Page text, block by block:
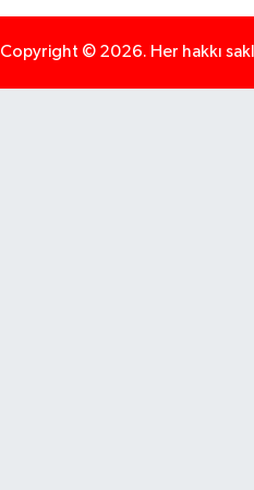
Copyright © 2026. Her hakkı